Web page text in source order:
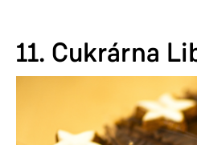
11. Cukrárna